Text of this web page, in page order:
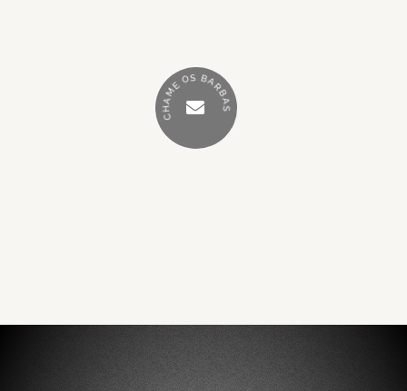
C
H
A
M
E
OS BAR
B
A
S